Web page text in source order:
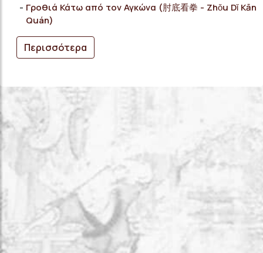
Γροθιά Κάτω από τον Αγκώνα (肘底看拳 - Zhǒu Dǐ Kān
Quán)
Περισσότερα